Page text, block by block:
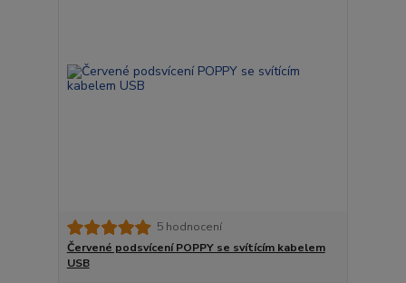
5 hodnocení
Červené podsvícení POPPY se svítícím kabelem
USB